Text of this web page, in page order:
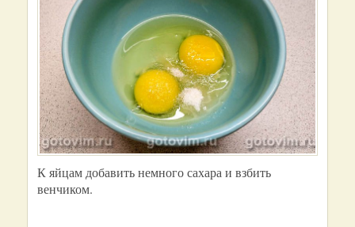
К яйцам добавить немного сахара и взбить
венчиком.